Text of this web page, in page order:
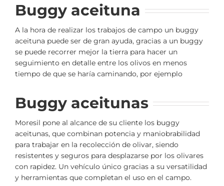
Buggy aceituna
A la hora de realizar los trabajos de campo un buggy
aceituna puede ser de gran ayuda, gracias a un buggy
se puede recorrer mejor la tierra para hacer un
seguimiento en detalle entre los olivos en menos
tiempo de que se haría caminando, por ejemplo
Buggy aceitunas
Moresil pone al alcance de su cliente los buggy
aceitunas, que combinan potencia y maniobrabilidad
para trabajar en la recolección de olivar, siendo
resistentes y seguros para desplazarse por los olivares
con rapidez. Un vehículo único gracias a su versatilidad
y herramientas que completan el uso en el campo.